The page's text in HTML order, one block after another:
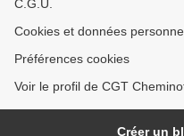
C.G.U.
Cookies et données
Préférences cookies
Voir le profil de CGT
Créer un